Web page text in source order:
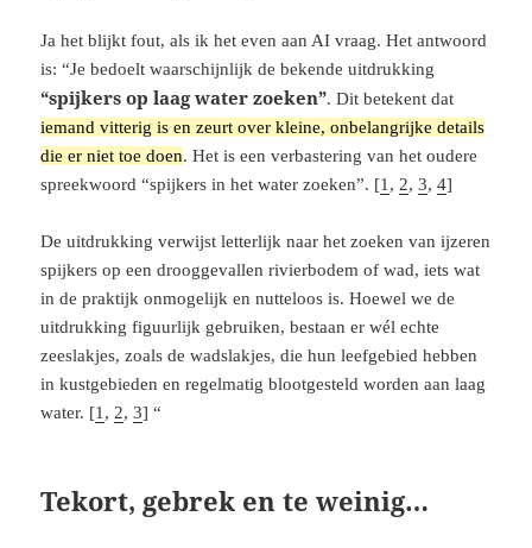
Ja het blijkt fout, als ik het even aan AI vraag. Het antwoord
is: “Je bedoelt waarschijnlijk de bekende uitdrukking
“spijkers op laag water zoeken”. Dit betekent dat
iemand vitterig is en zeurt over kleine, onbelangrijke details
die er niet toe doen. Het is een verbastering van het oudere
spreekwoord “spijkers in het water zoeken”. [1 , 2,3,4]
De uitdrukking verwijst letterlijk naar het zoeken van ijzeren
spijkers op een drooggevallen rivierbodem of wad, iets wat
in de praktijk onmogelijk en nutteloos is. Hoewel we de
uitdrukking figuurlijk gebruiken, bestaan er wél echte
zeeslakjes, zoals de wadslakjes, die hun leefgebied hebben
in kustgebieden en regelmatig blootgesteld worden aan laag
water. [1 , 2,3] “
Tekort, gebrek en te weinig…